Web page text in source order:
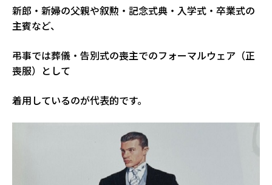
新郎・新婦の父親や叙勲・記念式典・入学式・卒業式の
主賓など、
弔事では葬儀・告別式の喪主でのフォーマルウェア（正
喪服）として
着用しているのが代表的です。